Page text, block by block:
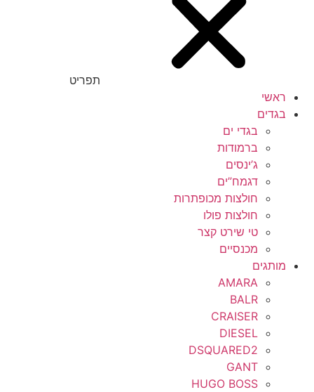
תפריט
ראשי
בגדים
בגדי ים
ברמודות
ג’ינסים
דגמח”ים
חולצות מכופתרות
חולצות פולו
טי שירט קצר
מכנסיים
מותגים
AMARA
BALR
CRAISER
DIESEL
DSQUARED2
GANT
HUGO BOSS